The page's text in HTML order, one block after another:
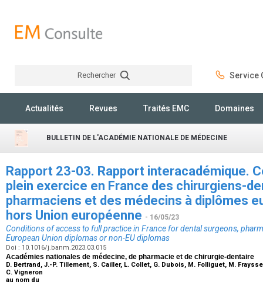
Rechercher Service
Actualités Revues Traités EMC Domaines
BULLETIN DE L'ACADÉMIE NATIONALE DE MÉDECINE
Rapport 23-03. Rapport interacadémique.
plein exercice en France des chirurgiens-
pharmaciens et des médecins à diplômes
hors Union européenne - 16/05/23
Conditions of access to full practice in France for dental surgeons,
European Union diplomas or non-EU diplomas
Doi : 10.1016/j.banm.2023.03.015
Académies nationales de médecine, de pharmacie et de chirurgie-dentaire
D. Bertrand, J.-P. Tillement, S. Cailler, L. Collet, G. Dubois, M. Folliguet, M.
C. Vigneron
au nom du